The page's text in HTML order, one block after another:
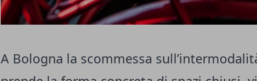
A Bologna la scommessa